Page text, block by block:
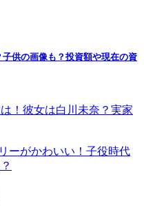
供の画像も？投資額や現在の資
！彼女は白川未奈？実家
ーがかわいい！子役時代